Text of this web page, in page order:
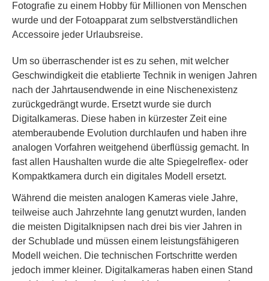
Fotografie zu einem Hobby für Millionen von Menschen
wurde und der Fotoapparat zum selbstverständlichen
Accessoire jeder Urlaubsreise.
Um so überraschender ist es zu sehen, mit welcher
Geschwindigkeit die etablierte Technik in wenigen Jahren
nach der Jahrtausendwende in eine Nischenexistenz
zurückgedrängt wurde. Ersetzt wurde sie durch
Digitalkameras. Diese haben in kürzester Zeit eine
atemberaubende Evolution durchlaufen und haben ihre
analogen Vorfahren weitgehend überflüssig gemacht. In
fast allen Haushalten wurde die alte Spiegelreflex- oder
Kompaktkamera durch ein digitales Modell ersetzt.
Während die meisten analogen Kameras viele Jahre,
teilweise auch Jahrzehnte lang genutzt wurden, landen
die meisten Digitalknipsen nach drei bis vier Jahren in
der Schublade und müssen einem leistungsfähigeren
Modell weichen. Die technischen Fortschritte werden
jedoch immer kleiner. Digitalkameras haben einen Stand